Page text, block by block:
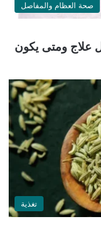
صحة العظام والمفاصل
علاج ومتى يكون
تغذية